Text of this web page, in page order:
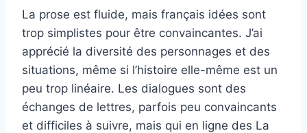
La prose est fluide, mais français idées sont
trop simplistes pour être convaincantes. J’ai
apprécié la diversité des personnages et des
situations, même si l’histoire elle-même est un
peu trop linéaire. Les dialogues sont des
échanges de lettres, parfois peu convaincants
et difficiles à suivre, mais qui en ligne des La